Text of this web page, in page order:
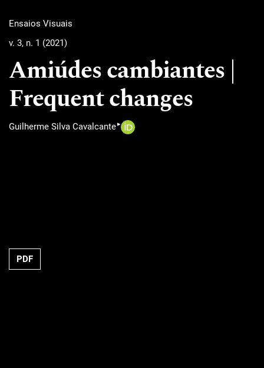
Ensaios Visuais
v. 3, n. 1 (2021)
Amiúdes cambiantes |
Frequent changes
Guilherme Silva Cavalcante▸
PDF